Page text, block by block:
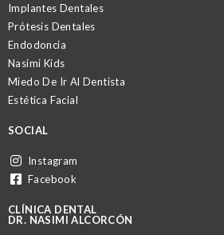
Implantes Dentales
Prótesis Dentales
Endodoncia
Nasimi Kids
Miedo De Ir Al Dentista
Estética Facial
SOCIAL
Instagram
Facebook
CLÍNICA DENTAL
DR. NASIMI ALCORCÓN